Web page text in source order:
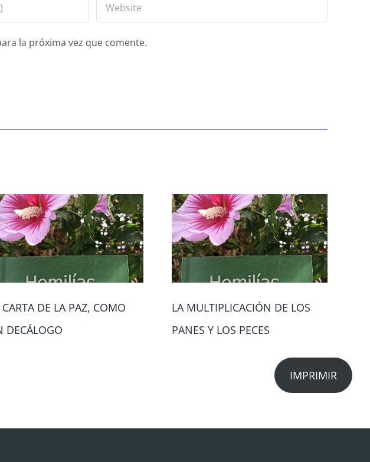
la próxima vez que comente.
CARTA DE LA PAZ, COMO
DECÁLOGO
LA MULTIPLICACIÓN DE LOS
PANES Y LOS PECES
IMPRIMIR